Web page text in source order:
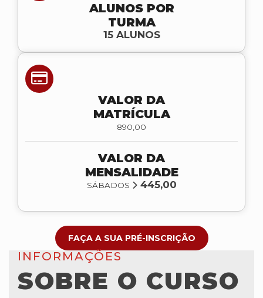
ALUNOS POR
TURMA
15 ALUNOS
VALOR DA
MATRÍCULA
890,00
VALOR DA
MENSALIDADE
SÁBADOS 445,00
FAÇA A SUA PRÉ-INSCRIÇÃO
INFORMAÇÕES
SOBRE O CURSO